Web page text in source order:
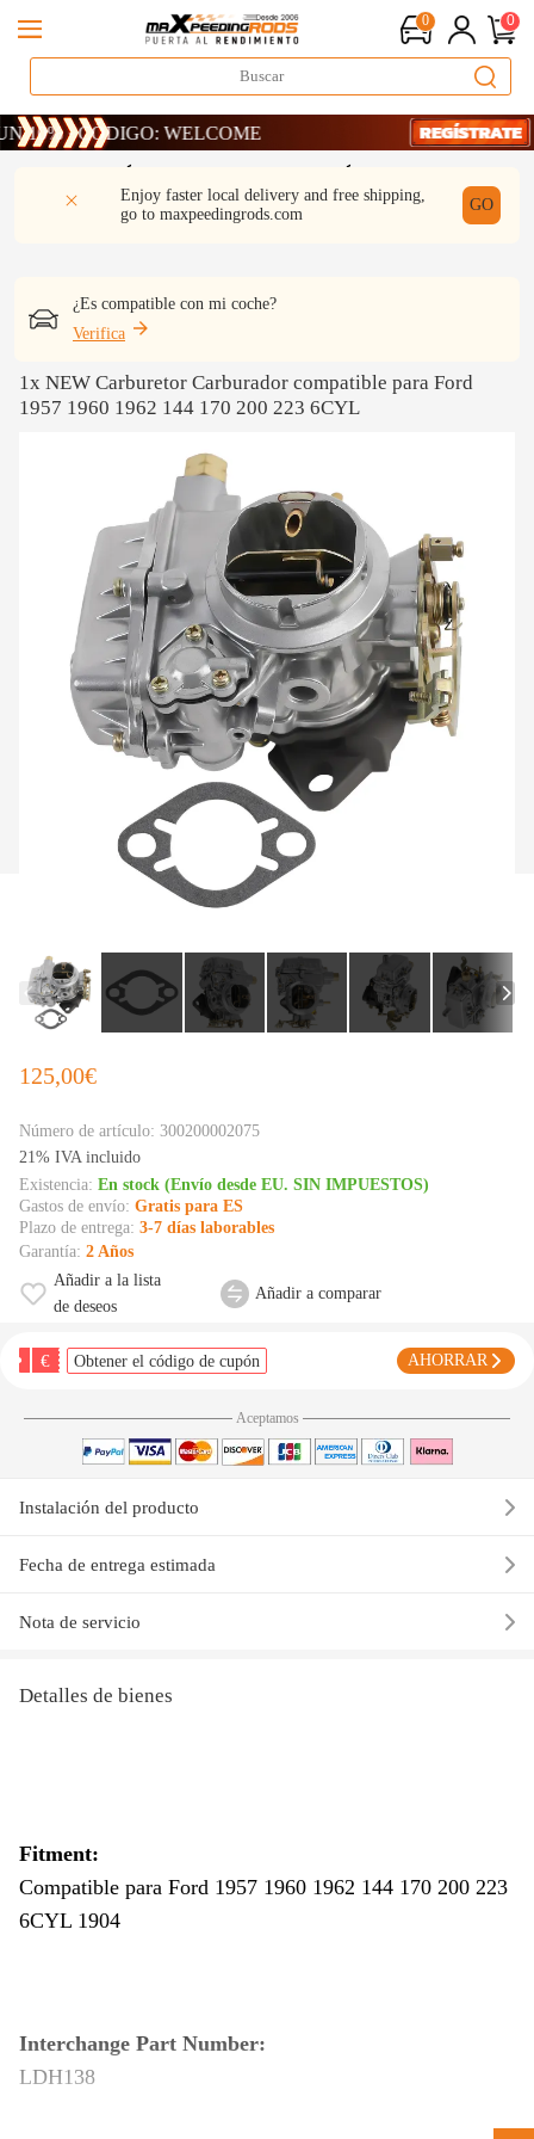
0 0
· CÓDIGO: WELCOME
· CÓDIGO: WELCOME
· CÓDIGO: WELCOME
Enjoy faster local delivery and free shipping,
go to maxpeedingrods.com
GO
¿Es compatible con mi coche?
Verifica
DESCRIPCIÓN REVISIÓN
1x NEW Carburetor Carburador compatible para Ford
1957 1960 1962 144 170 200 223 6CYL
125,00€
Número de artículo: 300200002075
21% IVA incluido
Existencia: En stock (Envío desde EU. SIN IMPUESTOS)
Gastos de envío: Gratis para ES
Plazo de entrega: 3-7 días laborables
Garantía: 2 Años
Añadir a la lista
de deseos
Añadir a comparar
€ Obtener el código de cupón AHORRAR
Aceptamos
Instalación del producto
Fecha de entrega estimada
Nota de servicio
Detalles de bienes
Fitment:
Compatible para Ford 1957 1960 1962 144 170 200 223
6CYL 1904
Interchange Part Number:
LDH138